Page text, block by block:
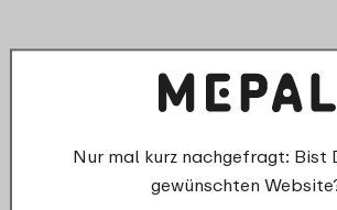
Nur mal kurz nachgefragt: Bist
gewünschten